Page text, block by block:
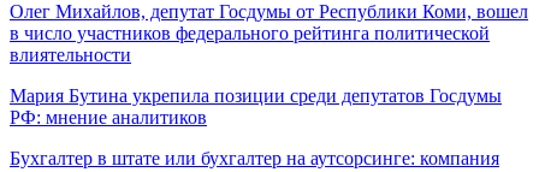
Олег Михайлов, депутат Госдумы от Республики Коми, вошел
в число участников федерального рейтинга политической
влиятельности
Мария Бутина укрепила позиции среди депутатов Госдумы
РФ: мнение аналитиков
Бухгалтер в штате или бухгалтер на аутсорсинге: компания